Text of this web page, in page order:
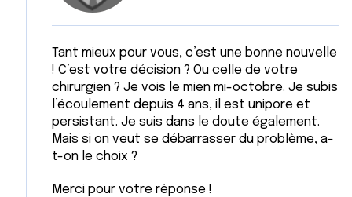
Tant mieux pour vous, c’est une bonne nouvelle
! C’est votre décision ? Ou celle de votre
chirurgien ? Je vois le mien mi-octobre. Je subis
l’écoulement depuis 4 ans, il est unipore et
persistant. Je suis dans le doute également.
Mais si on veut se débarrasser du problème, a-
t-on le choix ?
Merci pour votre réponse !